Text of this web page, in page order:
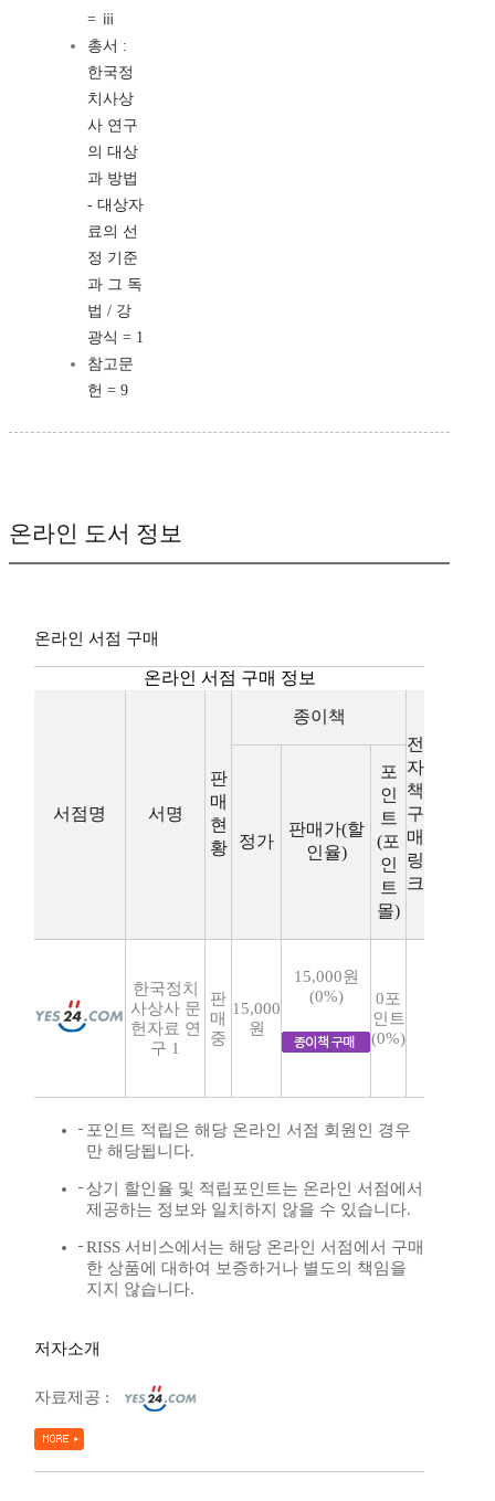
= ⅲ
총서 :
한국정
치사상
사 연구
의 대상
과 방법
- 대상자
료의 선
정 기준
과 그 독
법 / 강
광식 = 1
참고문
헌 = 9
온라인 도서 정보
온라인 서점 구매
온라인 서점 구매 정보
서점명 서명
판
매
현
황
종이책
전
자
책
구
매
링
크
정가
판매가(할
인율)
포
인
트
(포
인
트
몰)
한국정치
사상사 문
헌자료 연
구 1
판
매
중
15,000
원
15,000원
(0%)
0포
인트
(0%)
포인트 적립은 해당 온라인 서점 회원인 경우
만 해당됩니다.
상기 할인율 및 적립포인트는 온라인 서점에서
제공하는 정보와 일치하지 않을 수 있습니다.
RISS 서비스에서는 해당 온라인 서점에서 구매
한 상품에 대하여 보증하거나 별도의 책임을
지지 않습니다.
저자소개
자료제공 :